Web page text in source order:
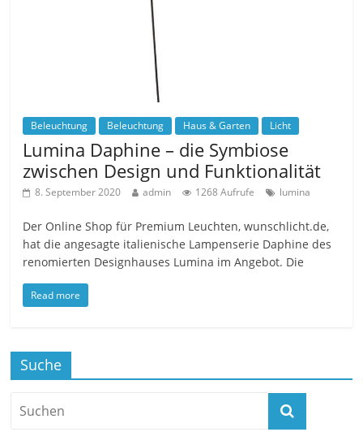
Beleuchtung Beleuchtung Haus & Garten Licht
Lumina Daphine – die Symbiose
zwischen Design und Funktionalität
8. September 2020 admin 1268 Aufrufe lumina
Der Online Shop für Premium Leuchten, wunschlicht.de,
hat die angesagte italienische Lampenserie Daphine des
renomierten Designhauses Lumina im Angebot. Die
Read more
Suche